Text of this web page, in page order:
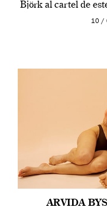
Björk al cartel de
en una de las10 /
ARVIDA